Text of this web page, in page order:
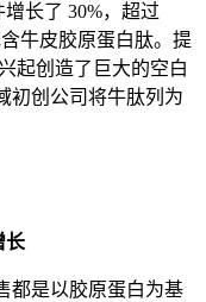
长了 30%，超过
牛皮胶原蛋白肽。提
起创造了巨大的空白
初创公司将牛肽列为
长
都是以胶原蛋白为基